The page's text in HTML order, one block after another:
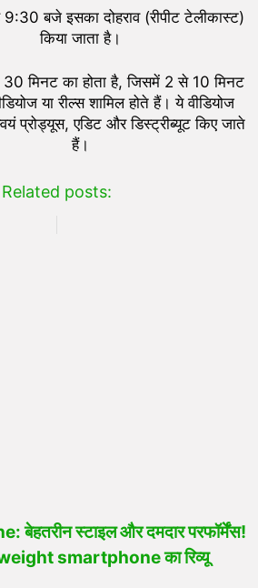
बजे इसका दोहराव (रीपीट टेलीकास्ट)
किया जाता है।
30 मिनट का होता है, जिसमें 2 से 10 मिनट
या रील्स शामिल होते हैं। ये वीडियोज
स्वयं प्रोड्यूस, एडिट और डिस्ट्रीब्यूट किए जाते
हैं।
Related posts:
स्टाइल और दमदार परफॉर्मेंस!
smartphone का रिव्यू